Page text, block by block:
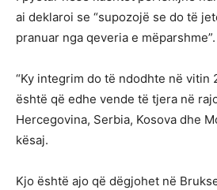
ai deklaroi se “supozojë se do të
pranuar nga qeveria e mëparshme”.
“Ky integrim do të ndodhte në vitin
është që edhe vende të tjera në
Hercegovina, Serbia, Kosova dhe
kësaj.
Kjo është ajo që dëgjohet në